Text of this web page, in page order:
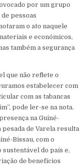
por um grupo
pessoas
o ato naquele
e económicos,
também a segurança
que não reflete o
estabelecer com
com as tabancas
pode ler-se na nota.
na Guiné-
de Varela resulta
Bissau, com o
do país e,
de benefícios